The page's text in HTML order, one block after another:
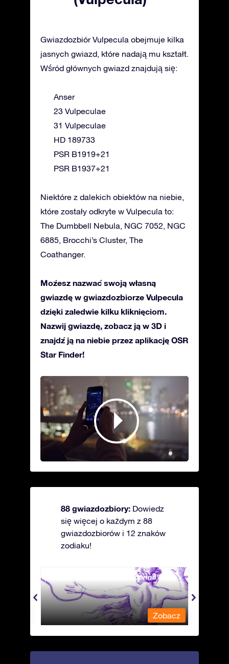
Gwiazdozbiór Vulpecula obejmuje kilka
jasnych gwiazd, które nadają mu kształt.
Wśród głównych gwiazd znajdują się:
Anser
23 Vulpeculae
31 Vulpeculae
HD 189733
PSR B1919+21
PSR B1937+21
Niektóre z dalekich obiektów na niebie,
które zostały odkryte w Vulpecula to:
The Dumbbell Nebula, NGC 7052, NGC
6885, Brocchi’s Cluster, The
Coathanger.
Możesz nazwać swoją własną
gwiazdę w gwiazdozbiorze Vulpecula
dzięki zaledwie kilku kliknięciom.
Nazwij gwiazdę, zobacz ją w 3D i
znajdź ją na niebie przez aplikację OSR
Star Finder!
88 gwiazdozbiory: Dowiedz
się więcej o każdym z 88
gwiazdozbiorów i 12 znaków
zodiaku!
Andromeda - Związana panna
Zobacz